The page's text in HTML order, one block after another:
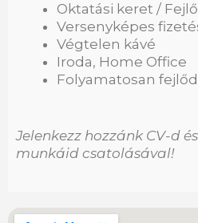
Oktatási keret /
Versenyképes
Végtelen kávé
Iroda, Home Office
Folyamatosan
Jelenkezz hozzánk CV-d
munkáid csatolásával!